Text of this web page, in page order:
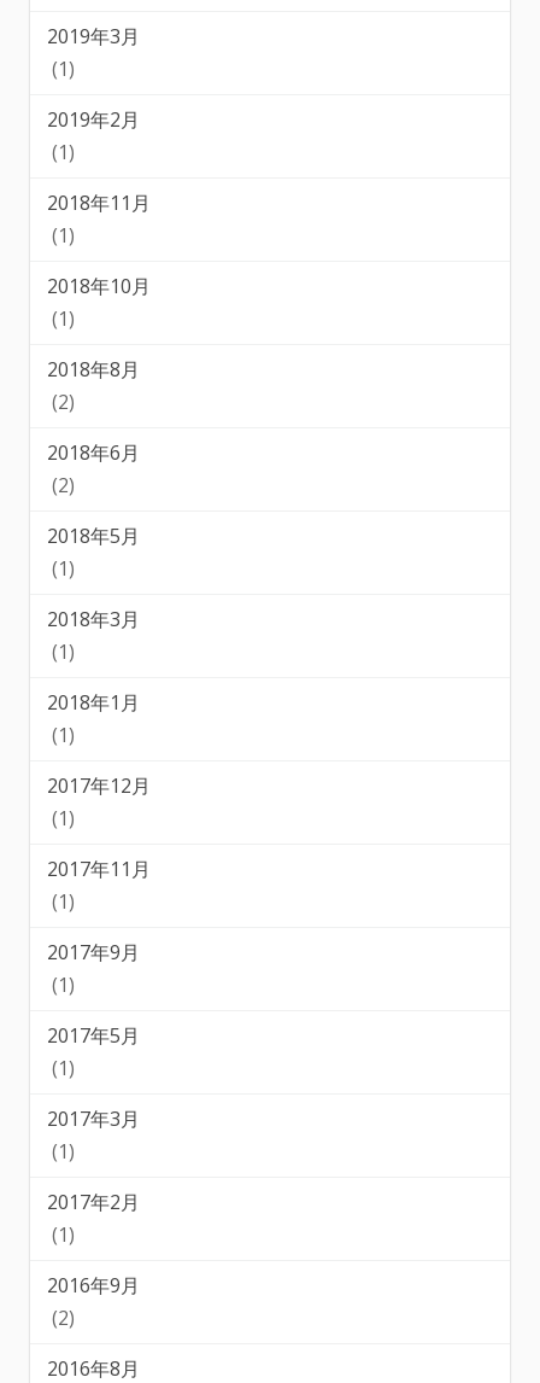
2019年3月
(1)
2019年2月
(1)
2018年11月
(1)
2018年10月
(1)
2018年8月
(2)
2018年6月
(2)
2018年5月
(1)
2018年3月
(1)
2018年1月
(1)
2017年12月
(1)
2017年11月
(1)
2017年9月
(1)
2017年5月
(1)
2017年3月
(1)
2017年2月
(1)
2016年9月
(2)
2016年8月